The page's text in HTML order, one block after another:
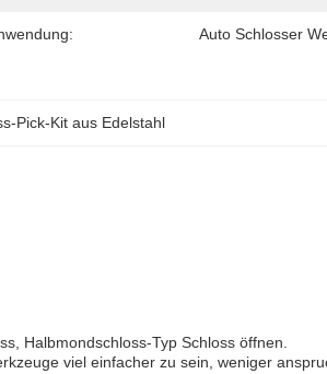
Auto Schlosser
Pick-Kit aus Edelstahl
Halbmondschloss-Typ Schloss öffnen.
viel einfacher zu sein, weniger